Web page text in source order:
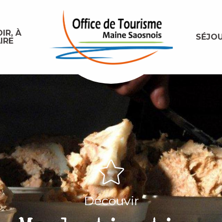
À
Découvir